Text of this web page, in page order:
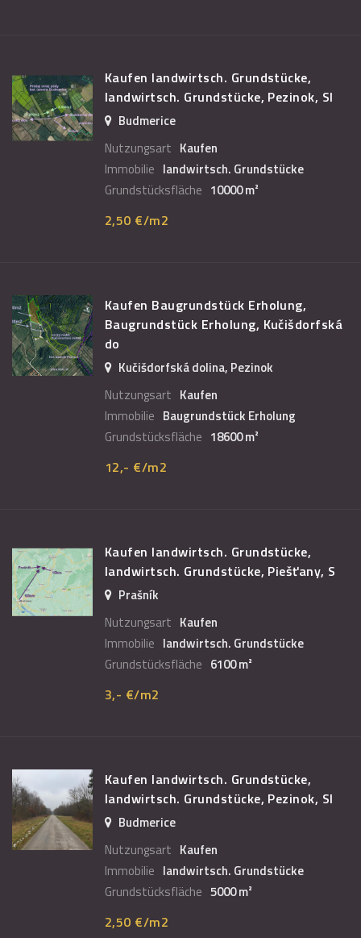
Kaufen landwirtsch. Grundstücke,
landwirtsch. Grundstücke, Pezinok, Sl
Budmerice
Nutzungsart Kaufen
Immobilie landwirtsch. Grundstücke
Grundstücksfläche 10000 m²
2,50 €/m2
Kaufen Baugrundstück Erholung,
Baugrundstück Erholung, Kučišdorfská
do
Kučišdorfská dolina, Pezinok
Nutzungsart Kaufen
Immobilie Baugrundstück Erholung
Grundstücksfläche 18600 m²
12,- €/m2
Kaufen landwirtsch. Grundstücke,
landwirtsch. Grundstücke, Piešťany, S
Prašník
Nutzungsart Kaufen
Immobilie landwirtsch. Grundstücke
Grundstücksfläche 6100 m²
3,- €/m2
Kaufen landwirtsch. Grundstücke,
landwirtsch. Grundstücke, Pezinok, Sl
Budmerice
Nutzungsart Kaufen
Immobilie landwirtsch. Grundstücke
Grundstücksfläche 5000 m²
2,50 €/m2